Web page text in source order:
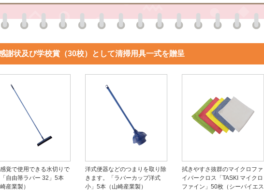
謝状及び学校賞（30校）として清掃用具一式を贈呈
覚で使用できる水切りで
自由箒ラバー 32」5本
崎産業製）
洋式便器などのつまりを取り除
きます。「ラバーカップ洋式
小」5本（山崎産業製）
拭きやすさ抜群のマイクロファ
イバークロス「TASKI マイクロ
ファイン」50枚（シーバイエス